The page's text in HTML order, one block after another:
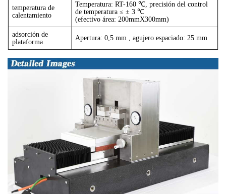
temperatura de
calentamiento
Temperatura: RT-160 ℃, precisión del control
de temperatura ≤ ± 3 ℃
(efectivo área: 200mmX300mm)
adsorción de
plataforma
Apertura: 0,5 mm , agujero espaciado: 25 mm